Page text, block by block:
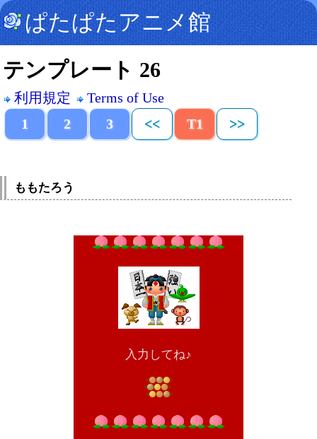
ぱたぱたアニメ館
テンプレート 26
利用規定
Terms of Use
1
2 3 << T1 >>
ももたろう
入力してね♪